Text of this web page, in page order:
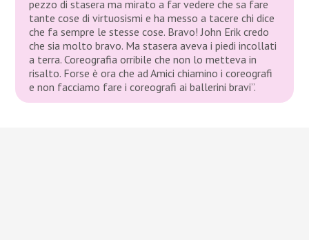
pezzo di stasera ma mirato a far vedere che sa fare
tante cose di virtuosismi e ha messo a tacere chi dice
che fa sempre le stesse cose. Bravo! John Erik credo
che sia molto bravo. Ma stasera aveva i piedi incollati
a terra. Coreografia orribile che non lo metteva in
risalto. Forse è ora che ad Amici chiamino i coreografi
e non facciamo fare i coreografi ai ballerini bravi”.